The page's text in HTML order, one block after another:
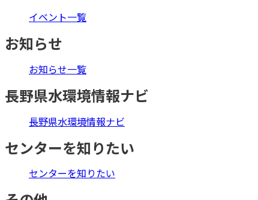
イベント一覧
お知らせ
お知らせ一覧
長野県水環境情報ナビ
長野県水環境情報ナビ
センターを知りたい
センターを知りたい